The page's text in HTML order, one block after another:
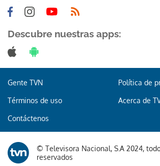
Gracias por suscribirte a nuestro
Descubre nuestras apps:
Gente TVN Política de
Términos de uso Acerca de
Contáctenos
© Televisora Nacional, S.A 2024,
reservados